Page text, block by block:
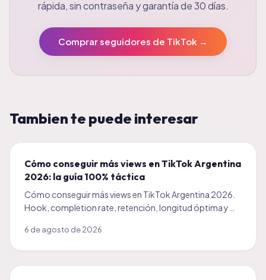
rápida, sin contraseña y garantía de 30 días.
Comprar seguidores de TikTok →
Tambien te puede interesar
Cómo conseguir más views en TikTok Argentina
2026: la guía 100% táctica
Cómo conseguir más views en TikTok Argentina 2026.
Hook, completion rate, retención, longitud óptima y
6 de agosto de 2026